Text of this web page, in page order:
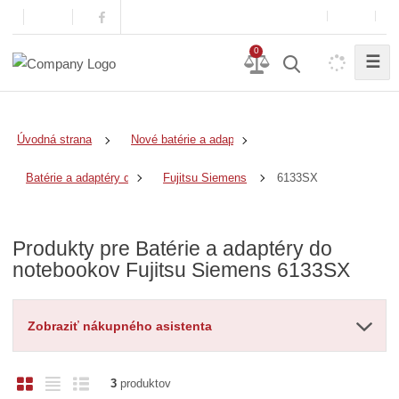
0
☰
Úvodná strana Nové batérie a adaptéry
Batérie a adaptéry do notebookovFujitsu Siemens 6133SX
Produkty pre Batérie a adaptéry do
notebookov Fujitsu Siemens 6133SX
Zobraziť nákupného asistenta
O
R
3produktov